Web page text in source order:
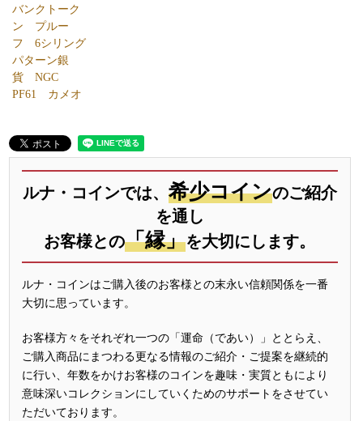
バンクトーク
ン プルー
フ 6シリング
パターン銀
貨 NGC
PF61 カメオ
ルナ・コインでは、 希少コインのご紹介
を通し
お客様との「縁」を大切にします。
ルナ・コインはご購入後のお客様との末永い信頼関係を一番
大切に思っています。
お客様方々をそれぞれ一つの「運命（であい）」ととらえ、
ご購入商品にまつわる更なる情報のご紹介・ご提案を継続的
に行い、年数をかけお客様のコインを趣味・実質ともにより
意味深いコレクションにしていくためのサポートをさせてい
ただいております。